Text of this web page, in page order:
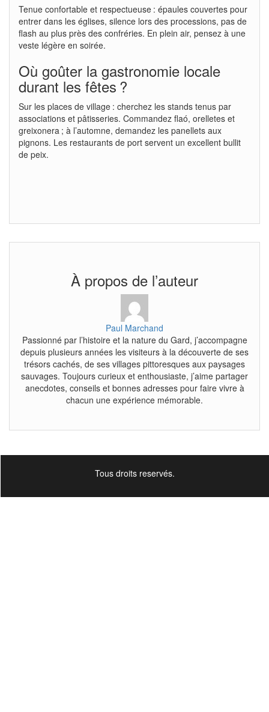
Tenue confortable et respectueuse : épaules couvertes pour
entrer dans les églises, silence lors des processions, pas de
flash au plus près des confréries. En plein air, pensez à une
veste légère en soirée.
Où goûter la gastronomie locale
durant les fêtes ?
Sur les places de village : cherchez les stands tenus par
associations et pâtisseries. Commandez flaó, orelletes et
greixonera ; à l’automne, demandez les panellets aux
pignons. Les restaurants de port servent un excellent bullit
de peix.
À propos de l’auteur
Paul Marchand
Passionné par l’histoire et la nature du Gard, j’accompagne
depuis plusieurs années les visiteurs à la découverte de ses
trésors cachés, de ses villages pittoresques aux paysages
sauvages. Toujours curieux et enthousiaste, j’aime partager
anecdotes, conseils et bonnes adresses pour faire vivre à
chacun une expérience mémorable.
Tous droits reservés.